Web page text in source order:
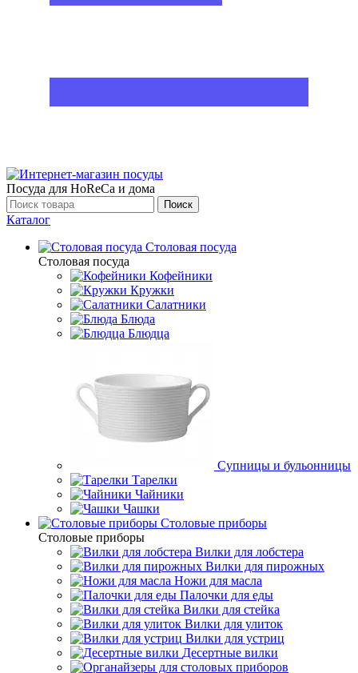
Посуда для HoReCa и дома
Поиск
Каталог
Столовая посуда
Столовая посуда
Кофейники
Кружки
Салатники
Блюда
Блюдца
Супницы и бульонницы
Тарелки
Чайники
Чашки
Cтоловые приборы
Cтоловые приборы
Вилки для лобстера
Вилки для пирожных
Ножи для масла
Палочки для еды
Вилки для стейка
Вилки для улиток
Вилки для устриц
Десертные вилки